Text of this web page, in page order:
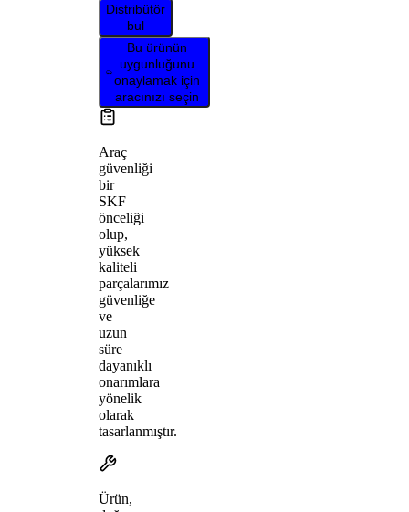
Distribütör
bul
Bu ürünün
uygunluğunu
onaylamak için
aracınızı seçin
Araç
güvenliği
bir
SKF
önceliği
olup,
yüksek
kaliteli
parçalarımız
güvenliğe
ve
uzun
süre
dayanıklı
onarımlara
yönelik
olarak
tasarlanmıştır.
Ürün,